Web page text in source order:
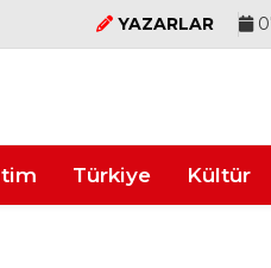
YAZARLAR
Türkiye Kültür